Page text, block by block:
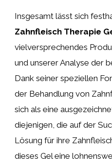
Insgesamt lässt sich
Zahnfleisch Therapie
vielversprechendes
und unserer Analyse der
Dank seiner speziellen
der Behandlung von
sich als eine
diejenigen, die auf der
Lösung für ihre
dieses Gel eine